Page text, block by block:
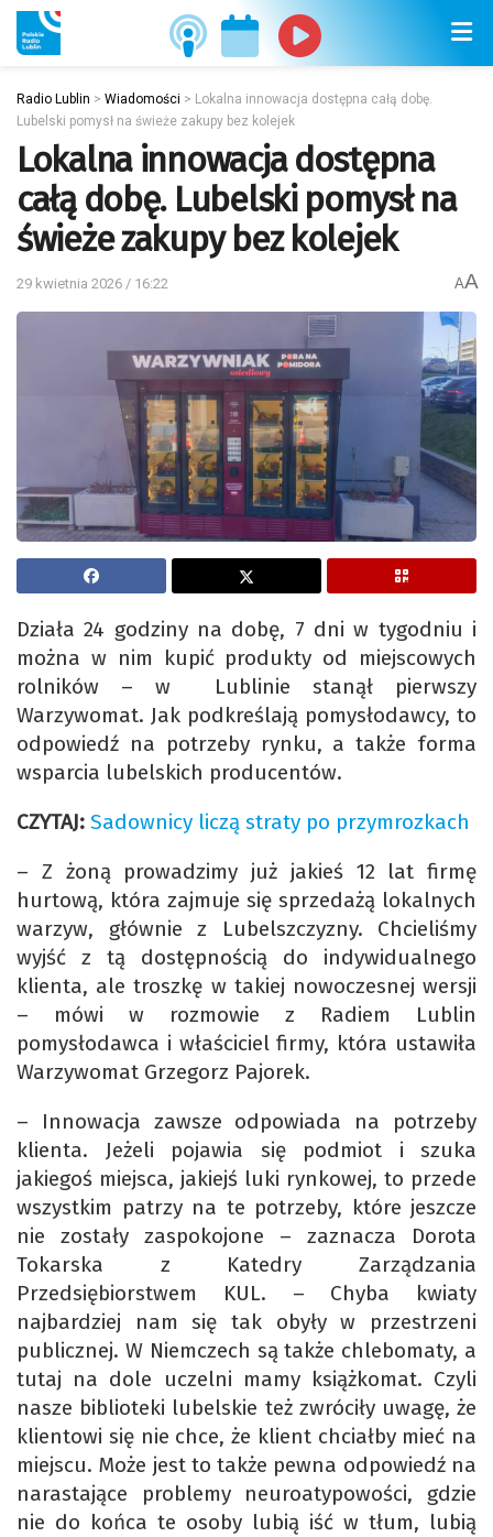
Radio Lublin > Wiadomości > Lokalna innowacja dostępna całą dobę.
Lubelski pomysł na świeże zakupy bez kolejek
Lokalna innowacja dostępna
całą dobę. Lubelski pomysł na
świeże zakupy bez kolejek
29 kwietnia 2026 / 16:22 AA
Działa 24 godziny na dobę, 7 dni w tygodniu i
można w nim kupić produkty od miejscowych
rolników – w Lublinie stanął pierwszy
Warzywomat. Jak podkreślają pomysłodawcy, to
odpowiedź na potrzeby rynku, a także forma
wsparcia lubelskich producentów.
CZYTAJ: Sadownicy liczą straty po przymrozkach
– Z żoną prowadzimy już jakieś 12 lat firmę
hurtową, która zajmuje się sprzedażą lokalnych
warzyw, głównie z Lubelszczyzny. Chcieliśmy
wyjść z tą dostępnością do indywidualnego
klienta, ale troszkę w takiej nowoczesnej wersji
– mówi w rozmowie z Radiem Lublin
pomysłodawca i właściciel firmy, która ustawiła
Warzywomat Grzegorz Pajorek.
– Innowacja zawsze odpowiada na potrzeby
klienta. Jeżeli pojawia się podmiot i szuka
jakiegoś miejsca, jakiejś luki rynkowej, to przede
wszystkim patrzy na te potrzeby, które jeszcze
nie zostały zaspokojone – zaznacza Dorota
Tokarska z Katedry Zarządzania
Przedsiębiorstwem KUL. – Chyba kwiaty
najbardziej nam się tak obyły w przestrzeni
publicznej. W Niemczech są także chlebomaty, a
tutaj na dole uczelni mamy książkomat. Czyli
nasze biblioteki lubelskie też zwróciły uwagę, że
klientowi się nie chce, że klient chciałby mieć na
miejscu. Może jest to także pewna odpowiedź na
narastające problemy neuroatypowości, gdzie
nie do końca te osoby lubią iść w tłum, lubią